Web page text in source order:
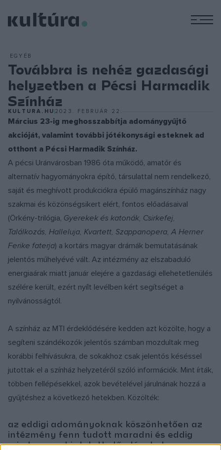
EGYÉB
Továbbra is nehéz gazdasági
helyzetben a Pécsi Harmadik
Színház
KULTURA.HU 2023. FEBRUÁR 22.
Március 23-ig meghosszabbítja adománygyűjtő
akcióját, valamint további jótékonysági esteknek ad
otthont a Pécsi Harmadik Színház.
A pécsi Uránvárosban 1986 óta működő, amatőr és
alternatív hagyományokra építő, társulattal nem rendelkező,
saját és meghívott produkciókra épülő magánszínház nagy
szakmai és közönségsikert elért, fontos előadásaival
(Örkény-trilógia, Gyerekek és katonák, Csirkefej,
Találkozás, Halleluja, Kvartett, Szappanopera, A Herner
Ferike faterja) a kortárs magyar drámák bemutatásának
jelentős műhelyévé vált. Az intézmény az elszabaduló
energiaárak miatt január elejére a gazdasági ellehetetlenülés
szélére került, ezért nyílt levélben kért segítséget a
nyilvánosságtól.
A színház az MTI érdeklődésére kedden azt közölte, hogy a
segíteni szándékozók jelentős számban mozdultak meg
korábbi felhívásukra, de sokakhoz csak jelentős késéssel
jutottak el a színház helyzetéről szóló információk. Mint írták,
többen fellépésekkel, azok bevételével járulnának hozzá a
gyűjtéshez a következő hetekben. Közölték:
az eddigi adományoknak köszönhetően az
intézmény fenn tudott maradni és eddig
minden meghirdetett előadásukat